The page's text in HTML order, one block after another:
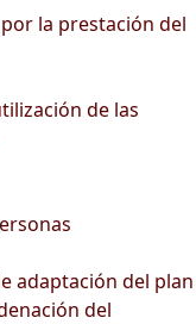
la prestación del
de las
adaptación del plan
del